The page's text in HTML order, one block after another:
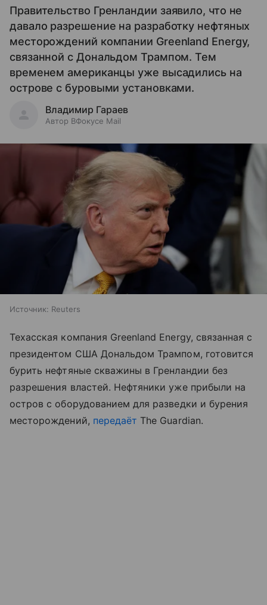
Правительство Гренландии заявило, что не
давало разрешение на разработку нефтяных
месторождений компании Greenland Energy,
связанной с Дональдом Трампом. Тем
временем американцы уже высадились на
острове с буровыми установками.
Владимир Гараев
Автор ВФокусе Mail
Источник: Reuters
Техасская компания Greenland Energy, связанная с
президентом США Дональдом Трампом, готовится
бурить нефтяные скважины в Гренландии без
разрешения властей. Нефтяники уже прибыли на
остров с оборудованием для разведки и бурения
месторождений, передаёт The Guardian.